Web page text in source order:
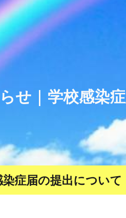
Skip to main content
せ | 学校感染
症届の提出について